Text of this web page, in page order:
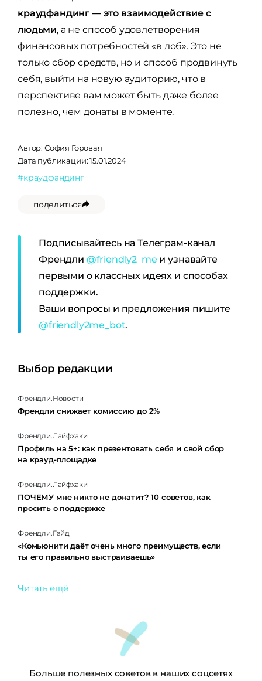
краудфандинг — это взаимодействие с
людьми, а не способ удовлетворения
финансовых потребностей «в лоб». Это не
только сбор средств, но и способ продвинуть
себя, выйти на новую аудиторию, что в
перспективе вам может быть даже более
полезно, чем донаты в моменте.
Автор: София Горовая
Дата публикации: 15.01.2024
#краудфандинг
поделиться
Подписывайтесь на Телеграм-канал
Френдли @friendly2_me и узнавайте
первыми о классных идеях и способах
поддержки.
Ваши вопросы и предложения пишите
@friendly2me_bot.
Выбор редакции
Френдли.Новости
Френдли снижает комиссию до 2%
Френдли.Лайфхаки
Профиль на 5+: как презентовать себя и свой сбор
на крауд-площадке
Френдли.Лайфхаки
ПОЧЕМУ мне никто не донатит? 10 советов, как
просить о поддержке
Френдли.Гайд
«Комьюнити даёт очень много преимуществ, если
ты его правильно выстраиваешь»
Читать ещё
Больше полезных советов в наших соцсетях